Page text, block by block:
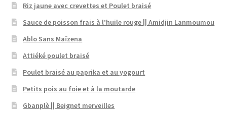
Riz jaune avec crevettes et Poulet braisé
Sauce de poisson frais à l’huile rouge || Amidjin Lanmoumou
Ablo Sans Maïzena
Attiéké poulet braisé
Poulet braisé au paprika et au yogourt
Petits pois au foie et à la moutarde
Gbanplè || Beignet merveilles